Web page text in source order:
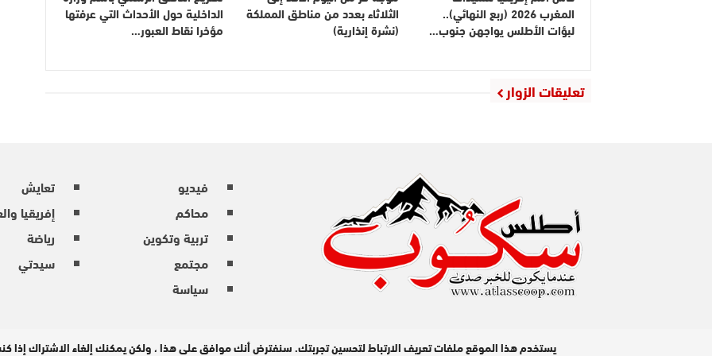
المغرب 2026 (ربع النهائي)..
لبؤات الأطلس يواجهن جنوب…
الثلاثاء بعدد من مناطق المملكة
(نشرة إنذارية)
الداخلية حول الأحداث التي عرفتها
مؤخرا نقاط العبور…
تعليقات الزوار
فيديو
محاكم
تربية وتكوين
مجتمع
سياسة
تعايش
إفريقيا
رياضة
سيدتي
مدير النشر : عبد الله عزي / جميع الحقوق محفوظة © 2026
يستخدم هذا الموقع ملفات تعريف الارتباط لتحسين تجربتك. سنفترض أنك موافق على هذا ، ولكن يمكنك إلغاء الاشتراك